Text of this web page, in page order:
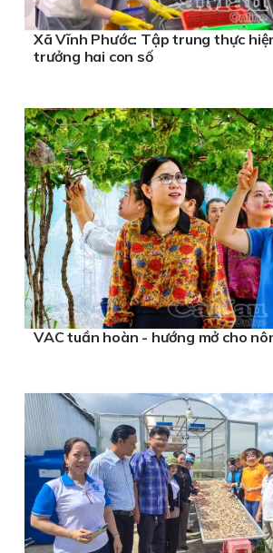
Xã Vĩnh Phước: Tập trung thực
trưởng hai con số
VAC tuần hoàn - hướng mở cho